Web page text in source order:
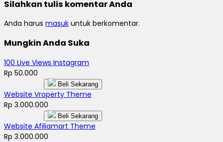
Silahkan tulis komentar Anda
Anda harus masuk untuk berkomentar.
Mungkin Anda Suka
100 Live Views Instagram
Rp 50.000
Beli Sekarang
Website Vroperty Theme
Rp 3.000.000
Beli Sekarang
Website Afiliamart Theme
Rp 3.000.000